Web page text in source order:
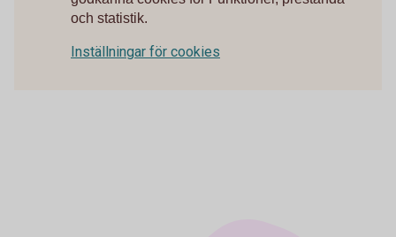
och statistik.
Inställningar för cookies